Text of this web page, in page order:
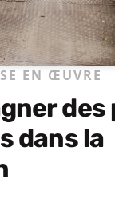
EN ŒUVRE
des
dans la